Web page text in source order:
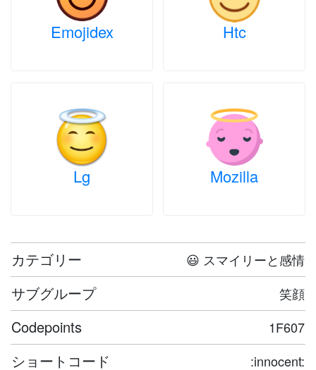
Emojidex Htc
Lg Mozilla
カテゴリー 😃 スマイリーと感情
サブグループ 笑顔
Codepoints 1F607
ショートコード :innocent: